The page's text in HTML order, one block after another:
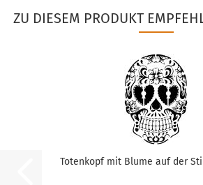
ZU DIESEM PRODUKT
Totenkopf mit Blume auf der